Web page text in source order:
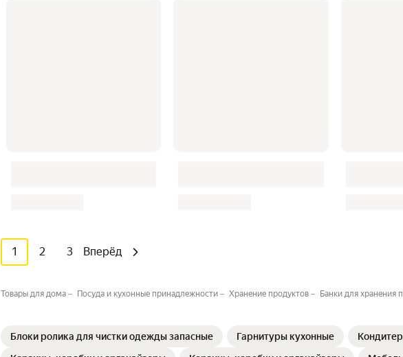
1 2 3 Вперёд
Товары для дома Посуда и кухонные принадлежности Хранение продуктов Банки для хранения
Блоки ролика для чистки одежды запасные Гарнитуры кухонные